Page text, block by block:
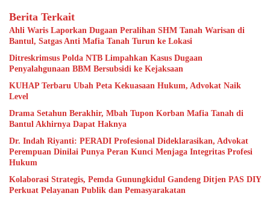
Berita Terkait
Ahli Waris Laporkan Dugaan Peralihan SHM Tanah Warisan di
Bantul, Satgas Anti Mafia Tanah Turun ke Lokasi
Ditreskrimsus Polda NTB Limpahkan Kasus Dugaan
Penyalahgunaan BBM Bersubsidi ke Kejaksaan
KUHAP Terbaru Ubah Peta Kekuasaan Hukum, Advokat Naik
Level
Drama Setahun Berakhir, Mbah Tupon Korban Mafia Tanah di
Bantul Akhirnya Dapat Haknya
Dr. Indah Riyanti: PERADI Profesional Dideklarasikan, Advokat
Perempuan Dinilai Punya Peran Kunci Menjaga Integritas Profesi
Hukum
Kolaborasi Strategis, Pemda Gunungkidul Gandeng Ditjen PAS DIY
Perkuat Pelayanan Publik dan Pemasyarakatan